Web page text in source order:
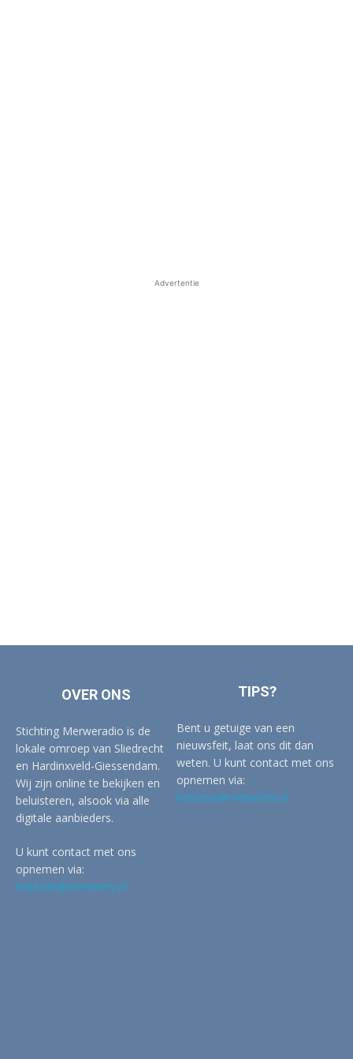
Advertentie
OVER ONS
Stichting Merweradio is de
lokale omroep van Sliedrecht
en Hardinxveld-Giessendam.
Wij zijn online te bekijken en
beluisteren, alsook via alle
digitale aanbieders.
U kunt contact met ons
opnemen via:
redactie@merwertv.nl
TIPS?
Bent u getuige van een
nieuwsfeit, laat ons dit dan
weten. U kunt contact met ons
opnemen via:
redactie@merwertv.nl